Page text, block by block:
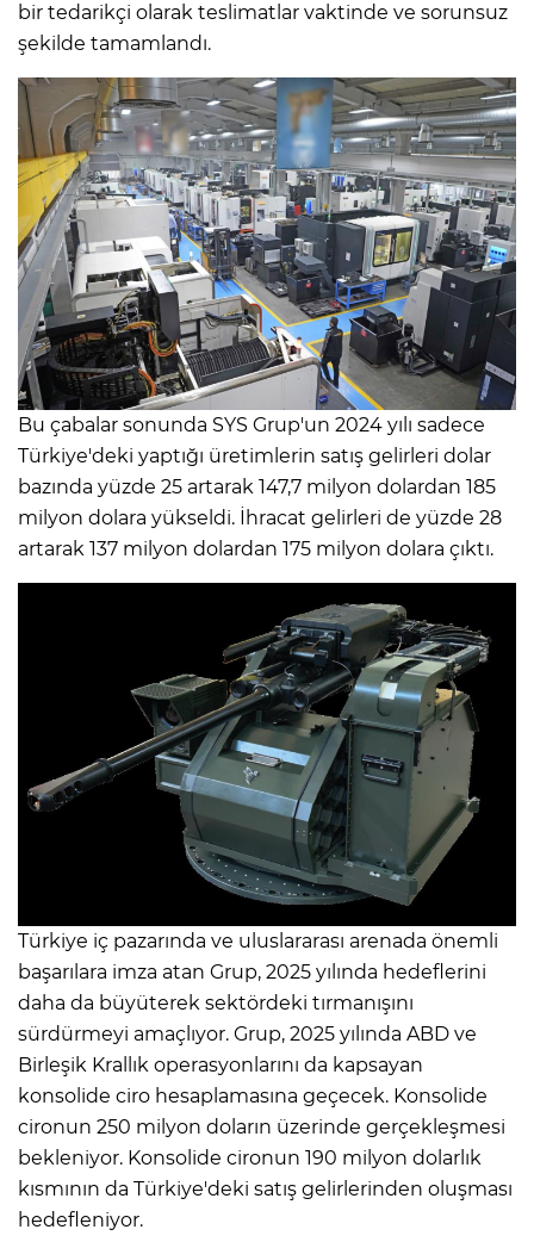
bir tedarikçi olarak teslimatlar vaktinde ve sorunsuz
şekilde tamamlandı.
Bu çabalar sonunda SYS Grup'un 2024 yılı sadece
Türkiye'deki yaptığı üretimlerin satış gelirleri dolar
bazında yüzde 25 artarak 147,7 milyon dolardan 185
milyon dolara yükseldi. İhracat gelirleri de yüzde 28
artarak 137 milyon dolardan 175 milyon dolara çıktı.
Türkiye iç pazarında ve uluslararası arenada önemli
başarılara imza atan Grup, 2025 yılında hedeflerini
daha da büyüterek sektördeki tırmanışını
sürdürmeyi amaçlıyor. Grup, 2025 yılında ABD ve
Birleşik Krallık operasyonlarını da kapsayan
konsolide ciro hesaplamasına geçecek. Konsolide
cironun 250 milyon doların üzerinde gerçekleşmesi
bekleniyor. Konsolide cironun 190 milyon dolarlık
kısmının da Türkiye'deki satış gelirlerinden oluşması
hedefleniyor.